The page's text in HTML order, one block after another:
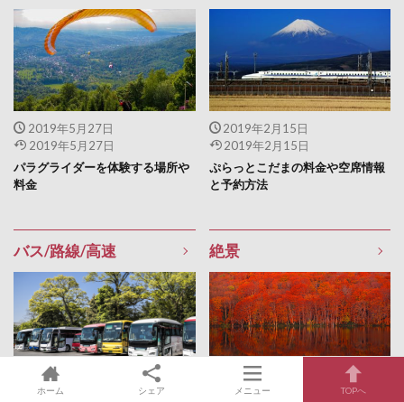
2019年5月27日
2019年5月27日
パラグライダーを体験する場所や
料金
2019年2月15日
2019年2月15日
ぷらっとこだまの料金や空席情報
と予約方法
バス/路線/高速
2018年8月9日
絶景
2018年10月14日
ホーム シェア メニュー TOPへ